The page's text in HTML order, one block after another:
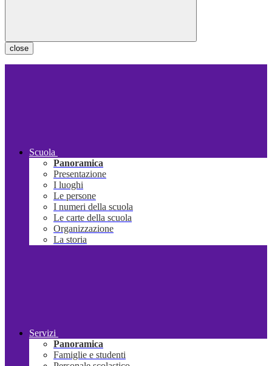
close
Scuola
Panoramica
Presentazione
I luoghi
Le persone
I numeri della scuola
Le carte della scuola
Organizzazione
La storia
Servizi
Panoramica
Famiglie e studenti